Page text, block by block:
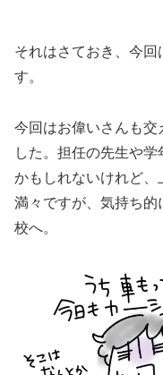
それはさておき、今
す。
今回はお偉いさんも
した。担任の先生や
かもしれないけれど
満々ですが、気持ち
校へ。